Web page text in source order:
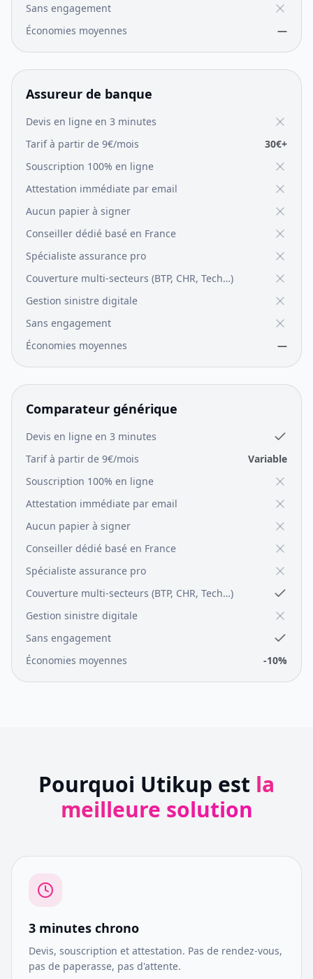
Sans engagement
Économies moyennes
—
Assureur de banque
Devis en ligne en 3 minutes
Tarif à partir de 9€/mois
30€+
Souscription 100% en ligne
Attestation immédiate par email
Aucun papier à signer
Conseiller dédié basé en France
Spécialiste assurance pro
Couverture multi-secteurs (BTP, CHR, Tech…)
Gestion sinistre digitale
Sans engagement
Économies moyennes
—
Comparateur générique
Devis en ligne en 3 minutes
Tarif à partir de 9€/mois
Variable
Souscription 100% en ligne
Attestation immédiate par email
Aucun papier à signer
Conseiller dédié basé en France
Spécialiste assurance pro
Couverture multi-secteurs (BTP, CHR, Tech…)
Gestion sinistre digitale
Sans engagement
Économies moyennes
-10%
Pourquoi Utikup est la
meilleure solution
3 minutes chrono
Devis, souscription et attestation. Pas de rendez-vous,
pas de paperasse, pas d'attente.